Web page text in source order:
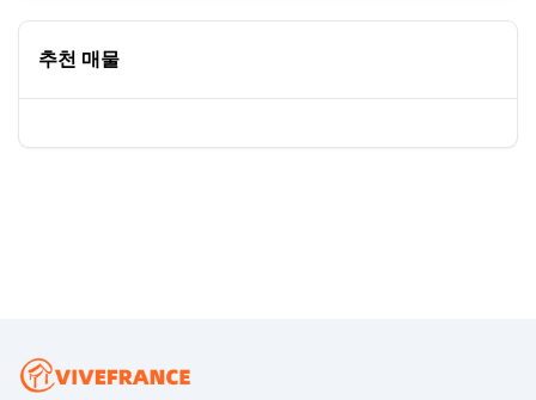
추천 매물